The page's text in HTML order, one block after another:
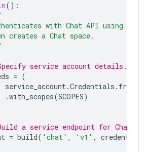
():
with Chat API using app
creates a Chat space.
service account details.
= (
service_account.Credentials .
.with_scopes(SCOPES)
a service endpoint for Chat
= build( 'chat' , 'v1' , credentials